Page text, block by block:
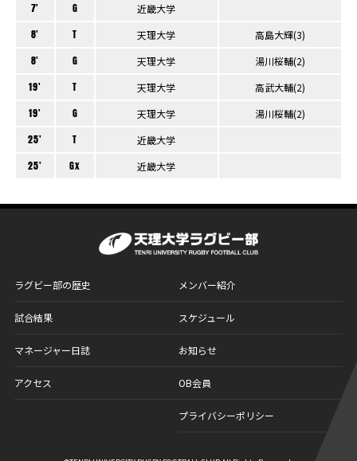
7' G 近畿大学
8' T 天理大学 高島大輝(3)
8' G 天理大学 湯川桜輔(2)
19' T 天理大学 高武大輔(2)
19' G 天理大学 湯川桜輔(2)
25' T 近畿大学
25' Gx 近畿大学
ラグビー部の歴史 メンバー紹介
試合結果 スケジュール
マネージャー日誌 お知らせ
アクセス OB会員
プライバシーポリシー